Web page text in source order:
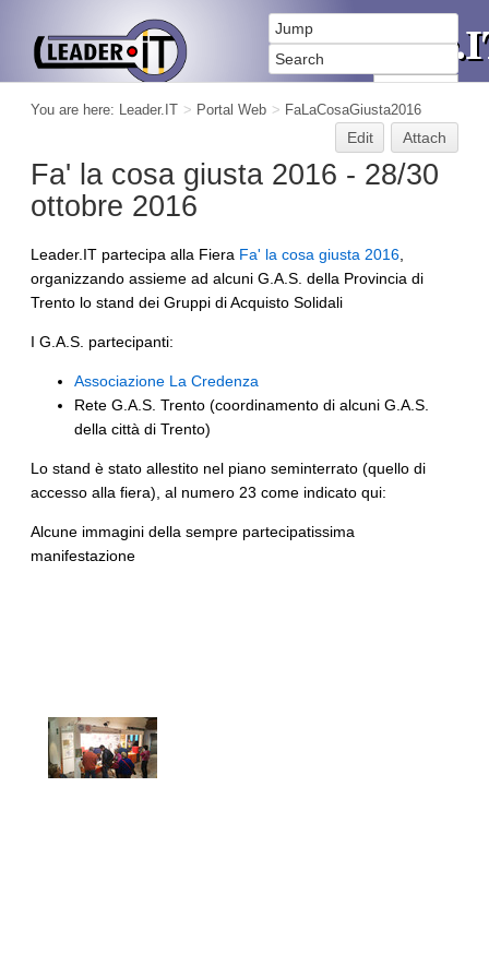
You are here: Leader.IT > Portal Web > FaLaCosaGiusta2016
Edit Attach
Fa' la cosa giusta 2016 - 28/30
ottobre 2016
Leader.IT partecipa alla Fiera Fa' la cosa giusta 2016
organizzando assieme ad alcuni G.A.S. della Provincia di
Trento lo stand dei Gruppi di Acquisto Solidali
I G.A.S. partecipanti:
Associazione La Credenza
Rete G.A.S. Trento (coordinamento di alcuni G.A.S.
della città di Trento)
Lo stand è stato allestito nel piano seminterrato (quello di
accesso alla fiera), al numero 23 come indicato qui:
Alcune immagini della sempre partecipatissima
manifestazione